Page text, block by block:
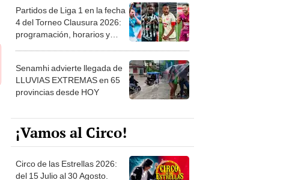
Partidos de Liga 1 en la fecha
4 del Torneo Clausura 2026:
programación, horarios y
Senamhi advierte llegada de
LLUVIAS EXTREMAS en 65
provincias desde HOY
¡Vamos al Circo!
Circo de las Estrellas 2026:
del 15 Julio al 30 Agosto.